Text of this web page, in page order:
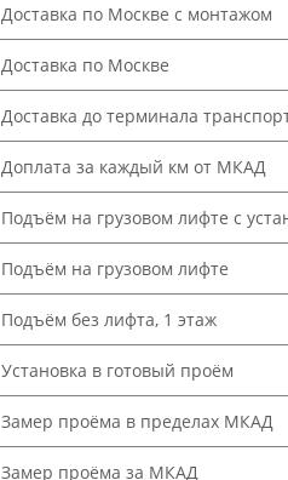
Доставка по Москве с монтажом
Доставка по Москве
Доставка до терминала
Доплата за каждый км от МКАД
Подъём на грузовом лифте с
Подъём на грузовом лифте
Подъём без лифта, 1 этаж
Установка в готовый проём
Замер проёма в пределах МКАД
Замер проёма за МКАД